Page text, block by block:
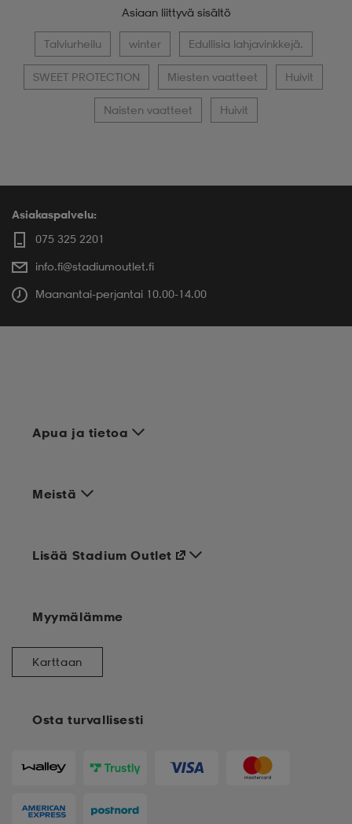
Asiaan liittyvä sisältö
Talviurheilu winter Edullisia lahjavinkkejä.
SWEET PROTECTION Miesten vaatteet Huivit
Naisten vaatteet Huivit
Asiakaspalvelu:
075 325 2201
info.fi@stadiumoutlet.fi
Maanantai-perjantai 10.00-14.00
Apua ja tietoa
Meistä
Osta turvallisesti
Lisää Stadium Outlet
Myymälämme
Karttaan